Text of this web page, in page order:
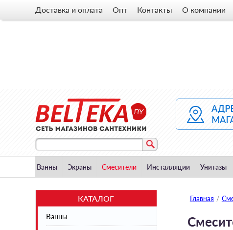
Доставка и оплата Опт Контакты О компании
Ванны Экраны Смесители Инсталляции Унитазы
Главная /
КАТАЛОГ
Ванны